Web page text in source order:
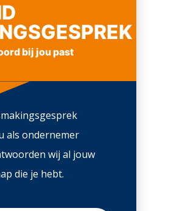
bij jou past
als ondernemer
wij al jouw
die je hebt.